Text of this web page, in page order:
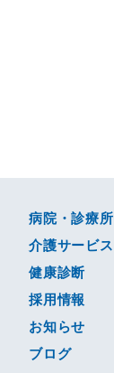
病院・診療所
介護サービス
健康診断
採用情報
お知らせ
ブログ